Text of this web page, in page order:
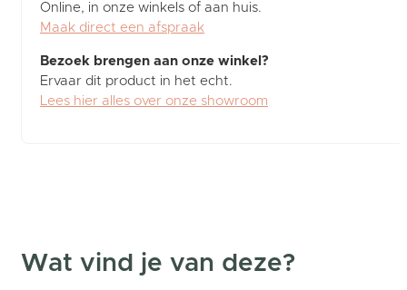
Online, in onze winkels of aan huis.
Maak direct een afspraak
Bezoek brengen aan onze winkel?
Ervaar dit product in het echt.
Lees hier alles over onze showroom
Wat vind je van deze?